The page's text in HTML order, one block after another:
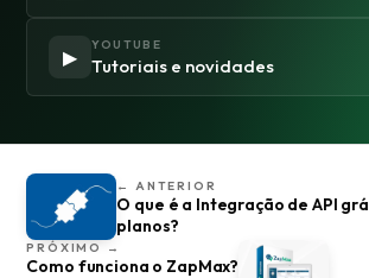
▶
YOUTUBE
Tutoriais e novidades
← ANTERIOR
O que é a Integração de API
planos?
PRÓXIMO →
Como funciona o ZapMax?